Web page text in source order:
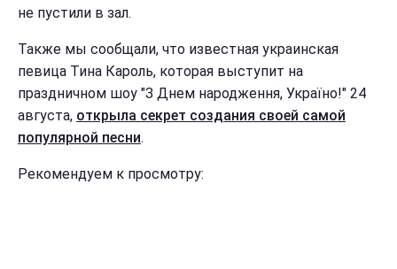
не пустили в зал.
Также мы сообщали, что известная украинская
певица Тина Кароль, которая выступит на
праздничном шоу "З Днем народження, Україно!" 24
августа, открыла секрет создания своей самой
популярной песни.
Рекомендуем к просмотру: